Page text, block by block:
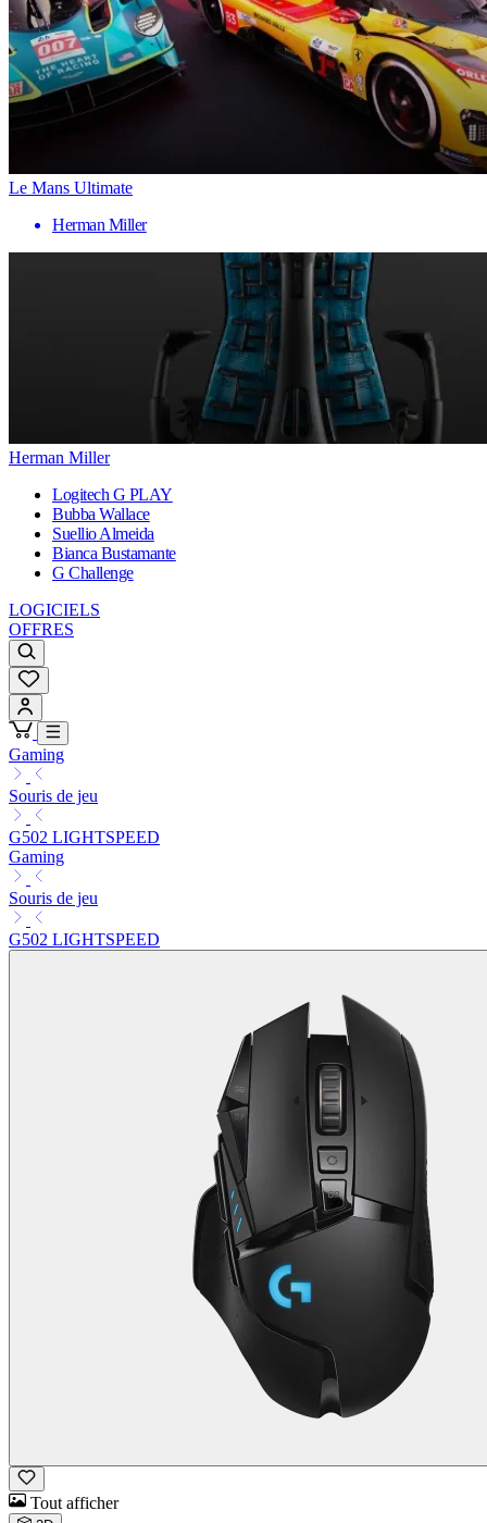
Le Mans Ultimate
Herman Miller
Herman Miller
Logitech G PLAY
Bubba Wallace
Suellio Almeida
Bianca Bustamante
G Challenge
LOGICIELS
OFFRES
Gaming
Souris de jeu
G502 LIGHTSPEED
Gaming
Souris de jeu
G502 LIGHTSPEED
Tout afficher